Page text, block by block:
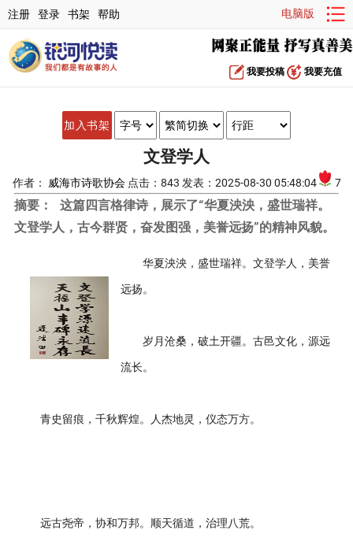
注册 登录 书架 帮助 电脑版
我要投稿 我要充值
加入书架
文登学人
作者： 威海市诗歌协会 点击：843 发表：2025-08-30 05:48:04 7
摘要：
这篇四言格律诗，展示了“华夏泱泱，盛世瑞祥。
文登学人，古今群贤，奋发图强，美誉远扬”的精神风貌。
华夏泱泱，盛世瑞祥。文登学人，美誉
远扬。
岁月沧桑，破土开疆。古邑文化，源远
流长。
青史留痕，千秋辉煌。人杰地灵，仪态万方。
远古尧帝，协和万邦。顺天循道，治理八荒。